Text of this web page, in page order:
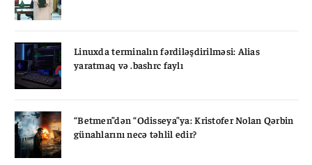
Linuxda terminalın fərdiləşdirilməsi: Alias
yaratmaq və .bashrc faylı
“Betmen”dən “Odisseya”ya: Kristofer Nolan Qərbin
günahlarını necə təhlil edir?